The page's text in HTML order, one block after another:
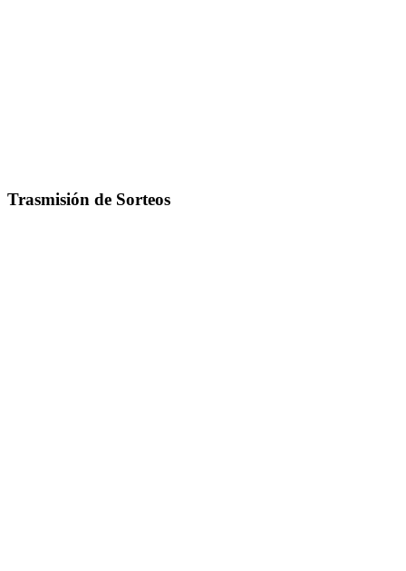
Trasmisión de Sorteos